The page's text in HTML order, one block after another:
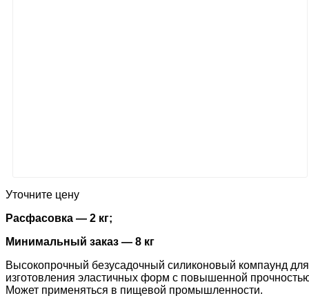
Уточните цену
Расфасовка — 2 кг;
Минимальный заказ — 8 кг
Высокопрочный безусадочный силиконовый компаунд для
изготовления эластичных форм с повышенной
Может применяться в пищевой промышленности.